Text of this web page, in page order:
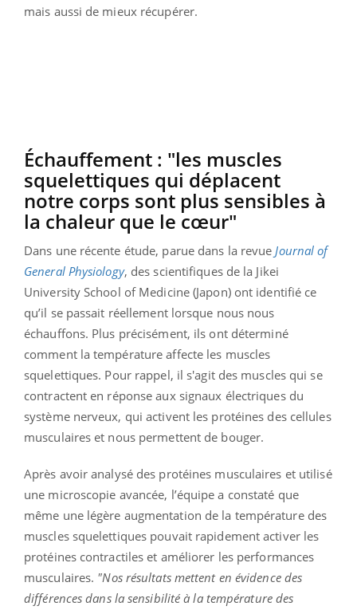
mais aussi de mieux récupérer.
Échauffement : "les muscles
squelettiques qui déplacent
notre corps sont plus sensibles à
la chaleur que le cœur"
Dans une récente étude, parue dans la revueJournal of
General Physiology, des scientifiques de la Jikei
University School of Medicine (Japon) ont identifié ce
qu’il se passait réellement lorsque nous nous
échauffons. Plus précisément, ils ont déterminé
comment la température affecte les muscles
squelettiques. Pour rappel, il s'agit des muscles qui se
contractent en réponse aux signaux électriques du
système nerveux, qui activent les protéines des cellules
musculaires et nous permettent de bouger.
Après avoir analysé des protéines musculaires et utilisé
une microscopie avancée, l’équipe a constaté que
même une légère augmentation de la température des
muscles squelettiques pouvait rapidement activer les
protéines contractiles et améliorer les performances
musculaires. "Nos résultats mettent en évidence des
différences dans la sensibilité à la température des